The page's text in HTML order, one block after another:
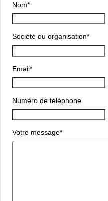
Nom*
Société ou organisation*
Email*
Numéro de téléphone
Votre message*